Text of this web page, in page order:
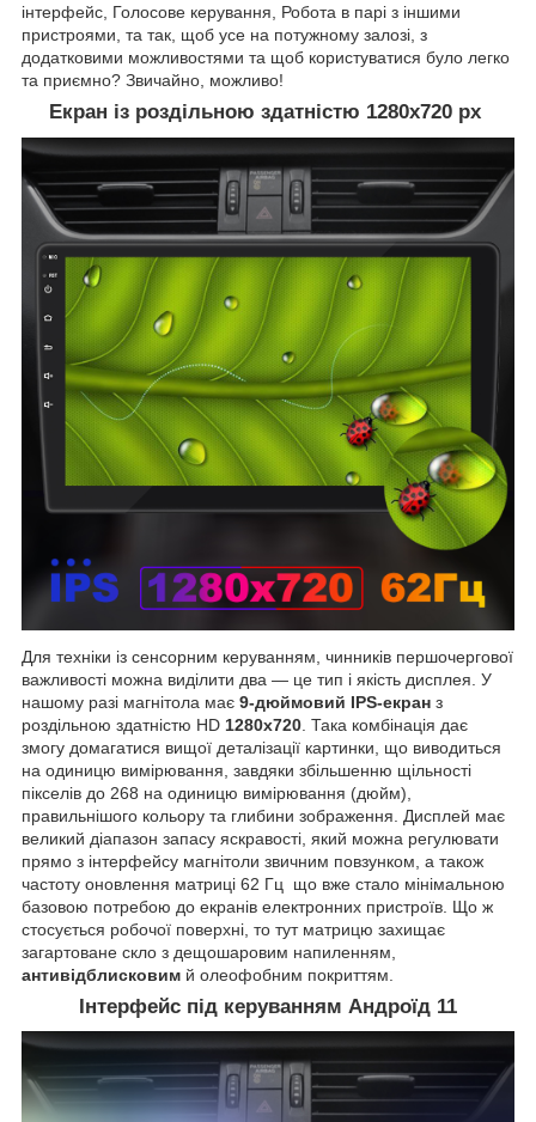
інтерфейс, Голосове керування, Робота в парі з іншими
пристроями, та так, щоб усе на потужному залозі, з
додатковими можливостями та щоб користуватися було легко
та приємно? Звичайно, можливо!
Екран із роздільною здатністю 1280х720 рх
Для техніки із сенсорним керуванням, чинників першочергової
важливості можна виділити два — це тип і якість дисплея. У
нашому разі магнітола має 9-дюймовий IPS-екран з
роздільною здатністю HD 1280х720 . Така комбінація дає
змогу домагатися вищої деталізації картинки, що виводиться
на одиницю вимірювання, завдяки збільшенню щільності
пікселів до 268 на одиницю вимірювання (дюйм),
правильнішого кольору та глибини зображення. Дисплей має
великий діапазон запасу яскравості, який можна регулювати
прямо з інтерфейсу магнітоли звичним повзунком, а також
частоту оновлення матриці 62 Гц що вже стало мінімальною
базовою потребою до екранів електронних пристроїв. Що ж
стосується робочої поверхні, то тут матрицю захищає
загартоване скло з дещошаровим напиленням,
антивідблисковим й олеофобним покриттям.
Інтерфейс під керуванням Андроїд 11